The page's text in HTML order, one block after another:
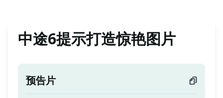
中途6提示打造惊艳图片
预告片